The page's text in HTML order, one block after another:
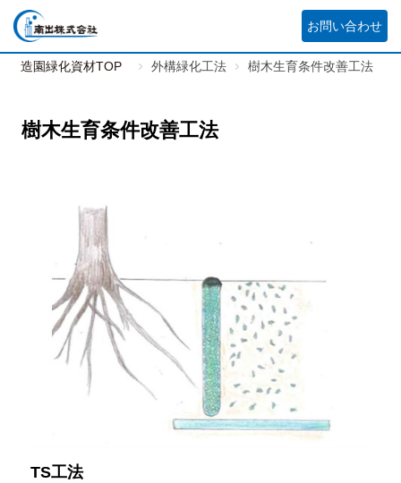
お問い合わせ
造園緑化資材TOP 外構緑化工法 樹木生育条件改善工法
樹木生育条件改善工法
TS工法